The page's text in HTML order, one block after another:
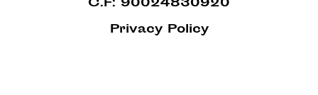
C.F: 90024830920
Privacy Policy